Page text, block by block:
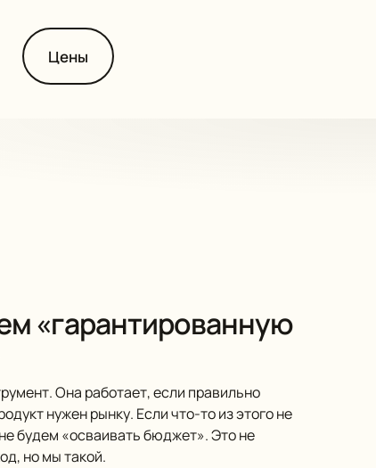
Цены
«гарантированную
Она работает, если правильно
нужен рынку. Если что-то из этого не
будем «осваивать бюджет». Это не
но мы такой.